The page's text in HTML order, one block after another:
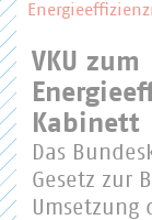
VKU zum
Kabinett
Das
Gesetz zur
Umsetzung